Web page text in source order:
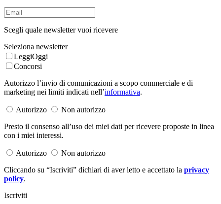
Scegli quale newsletter vuoi ricevere
Seleziona newsletter
LeggiOggi
Concorsi
Autorizzo l’invio di comunicazioni a scopo commerciale e di
marketing nei limiti indicati nell’informativa.
Autorizzo
Non autorizzo
Presto il consenso all’uso dei miei dati per ricevere proposte in linea
con i miei interessi.
Autorizzo
Non autorizzo
Cliccando su “Iscriviti” dichiari di aver letto e accettato la privacy
policy.
Iscriviti